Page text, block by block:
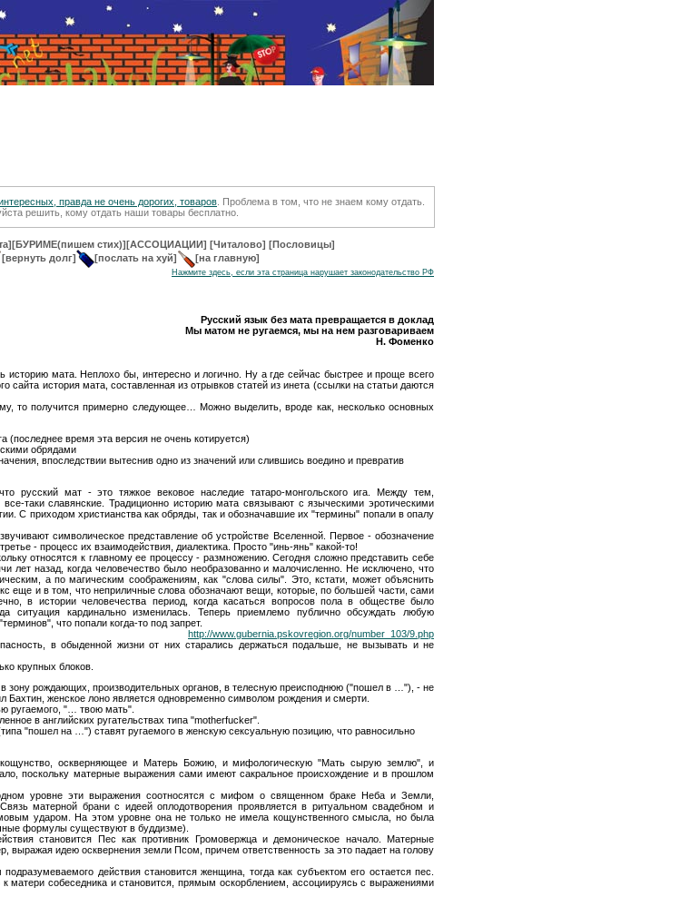
правда не очень дорогих, товаров . Проблема в том, что не знаем кому отдать.
решить, кому отдать наши товары бесплатно.
[БУРИМЕ(пишем стих)][АССОЦИАЦИИ] [Читалово] [Пословицы]
[вернуть долг] [послать на хуй] [на главную]
Нажмите здесь, если эта страница нарушает законодательство РФ
Русский язык без мата превращается в доклад
Мы матом не ругаемся, мы на нем разговариваем
Н. Фоменко
историю мата. Неплохо бы, интересно и логично. Ну а где сейчас быстрее и проще всего
сайта история мата, составленная из отрывков статей из инета (ссылки на статьи даются
то получится примерно следующее… Можно выделить, вроде как, несколько основных
(последнее время эта версия не очень котируется)
обрядами
впоследствии вытеснив одно из значений или слившись воедино и превратив
русский мат - это тяжкое вековое наследие татаро-монгольского ига. Между тем,
таки славянские. Традиционно историю мата связывают с языческими эротическими
С приходом христианства как обряды, так и обозначавшие их "термины" попали в опалу
символическое представление об устройстве Вселенной. Первое - обозначение
- процесс их взаимодействия, диалектика. Просто "инь-янь" какой-то!
относятся к главному ее процессу - размножению. Сегодня сложно представить себе
лет назад, когда человечество было необразованно и малочисленно. Не исключено, что
а по магическим соображениям, как "слова силы". Это, кстати, может объяснить
еще и в том, что неприличные слова обозначают вещи, которые, по большей части, сами
в истории человечества период, когда касаться вопросов пола в обществе было
ситуация кардинально изменилась. Теперь приемлемо публично обсуждать любую
что попали когда-то под запрет.
http://www.gubernia.pskovregion.org/number_103/9.php
в обыденной жизни от них старались держаться подальше, не вызывать и не
крупных блоков.
в зону рождающих, производительных органов, в телесную преисподнюю ("пошел в …"), - не
Бахтин, женское лоно является одновременно символом рождения и смерти.
ругаемого, "… твою мать".
в английских ругательствах типа "motherfucker".
"пошел на …") ставят ругаемого в женскую сексуальную позицию, что равносильно
оскверняющее и Матерь Божию, и мифологическую "Мать сырую землю", и
поскольку матерные выражения сами имеют сакральное происхождение и в прошлом
уровне эти выражения соотносятся с мифом о священном браке Неба и Земли,
матерной брани с идеей оплодотворения проявляется в ритуальном свадебном и
ударом. На этом уровне она не только не имела кощунственного смысла, но была
формулы существуют в буддизме).
становится Пес как противник Громовержца и демоническое начало. Матерные
выражая идею осквернения земли Псом, причем ответственность за это падает на голову
действия становится женщина, тогда как субъектом его остается пес.
матери собеседника и становится, прямым оскорблением, ассоциируясь с выражениями